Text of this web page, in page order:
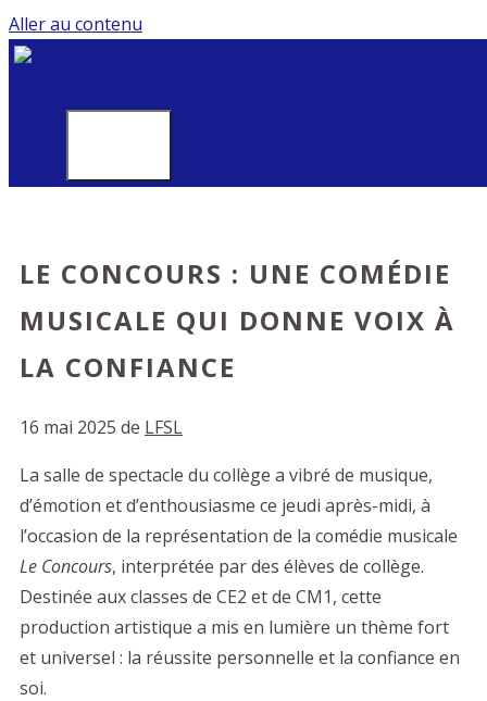
Aller au contenu
LE CONCOURS : UNE COMÉDIE
MUSICALE QUI DONNE VOIX À
LA CONFIANCE
16 mai 2025 de LFSL
La salle de spectacle du collège a vibré de musique,
d’émotion et d’enthousiasme ce jeudi après-midi, à
l’occasion de la représentation de la comédie musicale
Le Concours, interprétée par des élèves de collège.
Destinée aux classes de CE2 et de CM1, cette
production artistique a mis en lumière un thème fort
et universel : la réussite personnelle et la confiance en
soi.